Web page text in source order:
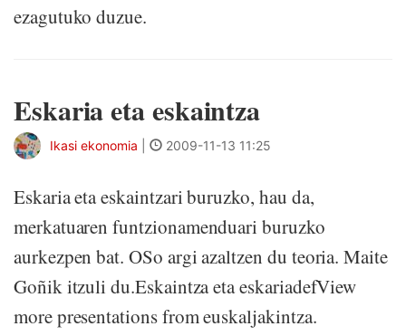
ezagutuko duzue.
Eskaria eta eskaintza
Ikasi ekonomia 2009-11-13 11:25
Eskaria eta eskaintzari buruzko, hau da,
merkatuaren funtzionamenduari buruzko
aurkezpen bat. OSo argi azaltzen du teoria. Maite
Goñik itzuli du.Eskaintza eta eskariadefView
more presentations from euskaljakintza.